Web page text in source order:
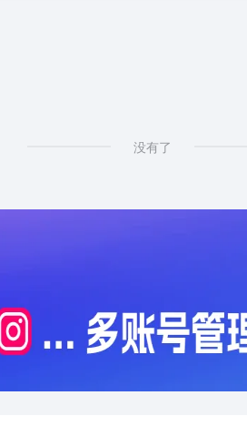
没有了